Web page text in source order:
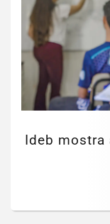
Ideb mostra